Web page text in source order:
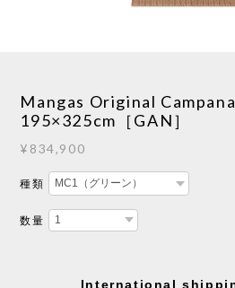
Mangas Original
195×325cm［GAN］
¥834,900
種類
数量
International